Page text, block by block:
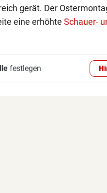
gerät. Der
eine erhöhte Schauer-
festlegen